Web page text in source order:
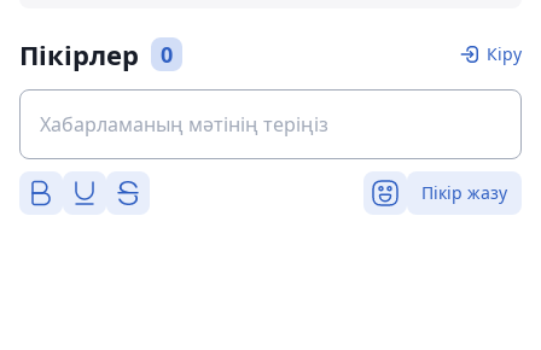
Пікірлер 0 Кіру
Пікір жазу